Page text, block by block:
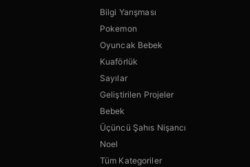
Bilgi Yarışması
Pokemon
Oyuncak Bebek
Kuaförlük
Sayılar
Geliştirilen Projeler
Bebek
Üçüncü Şahıs Nişancı
Noel
Tüm Kategoriler